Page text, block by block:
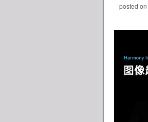
posted on